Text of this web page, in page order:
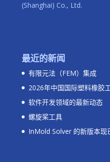
(Shanghai) Co., Ltd.
最近的新闻
有限元法（FEM）集成
2026年中国国际塑料橡胶
软件开发领域的最新动态
螺旋桨工具
InMold Solver 的新版本现